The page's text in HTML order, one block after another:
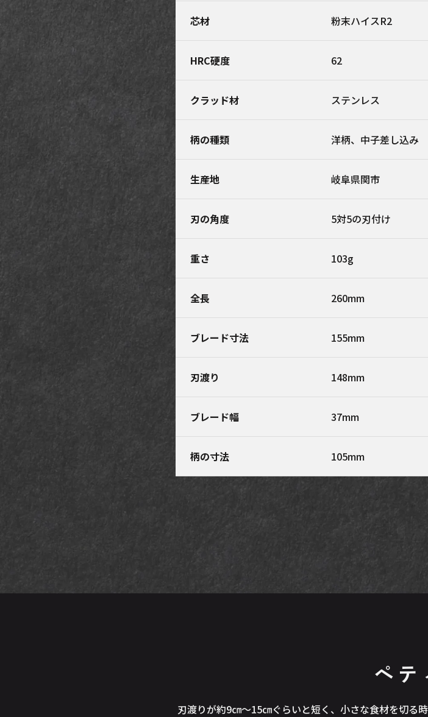
芯材 粉末ハイスR2
HRC硬度 62
クラッド材 ステンレス
柄の種類 洋柄、中子差し込み
生産地 岐阜県関市
刃の角度 5対5の刃付け
重さ 103g
全長 260mm
ブレード寸法 155mm
刃渡り 148mm
ブレード幅 37mm
柄の寸法 105mm
ペテ
刃渡りが約9㎝～15㎝ぐらいと短く、小さな食材を切る